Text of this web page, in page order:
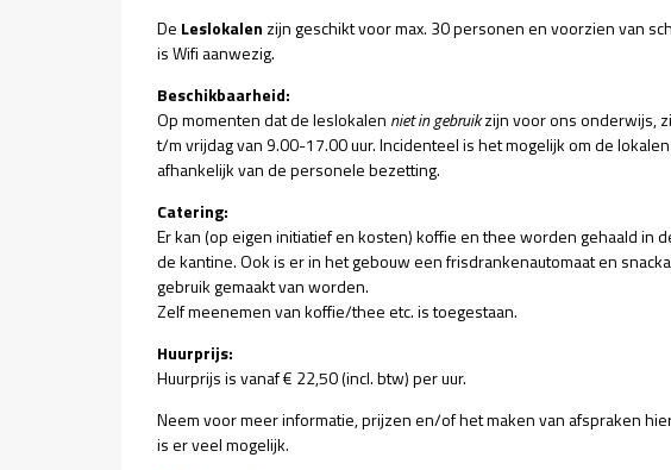
De Leslokalen zijn geschikt voor max. 30 personen en voorzien van
is Wifi aanwezig.
Beschikbaarheid:
Op momenten dat de leslokalen niet in gebruikzijn voor ons onderwijs,
t/m vrijdag van 9.00-17.00 uur. Incidenteel is het mogelijk om de
afhankelijk van de personele bezetting.
Catering:
Er kan (op eigen initiatief en kosten) koffie en thee worden gehaald in
de kantine. Ook is er in het gebouw een frisdrankenautomaat en
gebruik gemaakt van worden.
Zelf meenemen van koffie/thee etc. is toegestaan.
Huurprijs:
Huurprijs is vanaf € 22,50 (incl. btw) per uur.
Neem voor meer informatie, prijzen en/of het maken van afspraken
is er veel mogelijk.